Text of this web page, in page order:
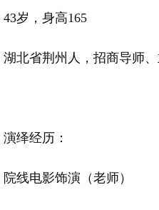
43岁，身高165
湖北省荆州人，招商导师
演绎经历：
院线电影饰演（老师）